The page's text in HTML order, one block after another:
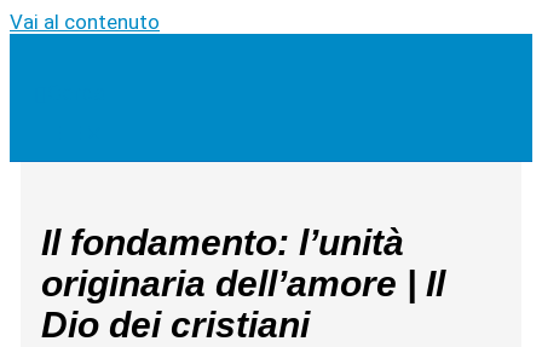
Vai al contenuto
Il fondamento: l’unità
originaria dell’amore | Il
Dio dei cristiani